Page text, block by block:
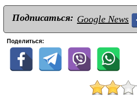
Подписаться: Google News
Поделиться: